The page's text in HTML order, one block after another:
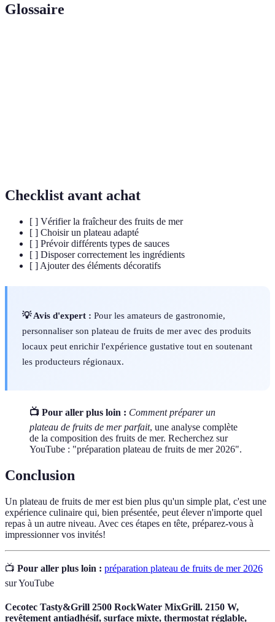
Glossaire
Checklist avant achat
[ ] Vérifier la fraîcheur des fruits de mer
[ ] Choisir un plateau adapté
[ ] Prévoir différents types de sauces
[ ] Disposer correctement les ingrédients
[ ] Ajouter des éléments décoratifs
💡 Avis d'expert : Pour les amateurs de gastronomie,
personnaliser son plateau de fruits de mer avec des produits
locaux peut enrichir l'expérience gustative tout en soutenant
les producteurs régionaux.
📺 Pour aller plus loin : Comment préparer un
plateau de fruits de mer parfait, une analyse complète
de la composition des fruits de mer. Recherchez sur
YouTube : "préparation plateau de fruits de mer 2026".
Conclusion
Un plateau de fruits de mer est bien plus qu'un simple plat, c'est une
expérience culinaire qui, bien présentée, peut élever n'importe quel
repas à un autre niveau. Avec ces étapes en tête, préparez-vous à
impressionner vos invités!
📺 Pour aller plus loin : préparation plateau de fruits de mer 2026
sur YouTube
Cecotec Tasty&Grill 2500 RockWater MixGrill. 2150 W,
revêtement antiadhésif, surface mixte, thermostat réglable,